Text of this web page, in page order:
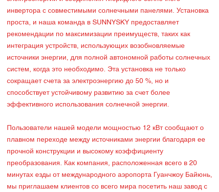
инвертора с совместимыми солнечными панелями. Установка
проста, и наша команда в SUNNYSKY предоставляет
рекомендации по максимизации преимуществ, таких как
интеграция устройств, использующих возобновляемые
источники энергии, для полной автономной работы солнечных
систем, когда это необходимо. Эта установка не только
сокращает счета за электроэнергию до 50 %, но и
способствует устойчивому развитию за счет более
эффективного использования солнечной энергии.
Пользователи нашей модели мощностью 12 кВт сообщают о
плавном переходе между источниками энергии благодаря ее
прочной конструкции и высокому коэффициенту
преобразования. Как компания, расположенная всего в 20
минутах езды от международного аэропорта Гуанчжоу Байюнь,
мы приглашаем клиентов со всего мира посетить наш завод с